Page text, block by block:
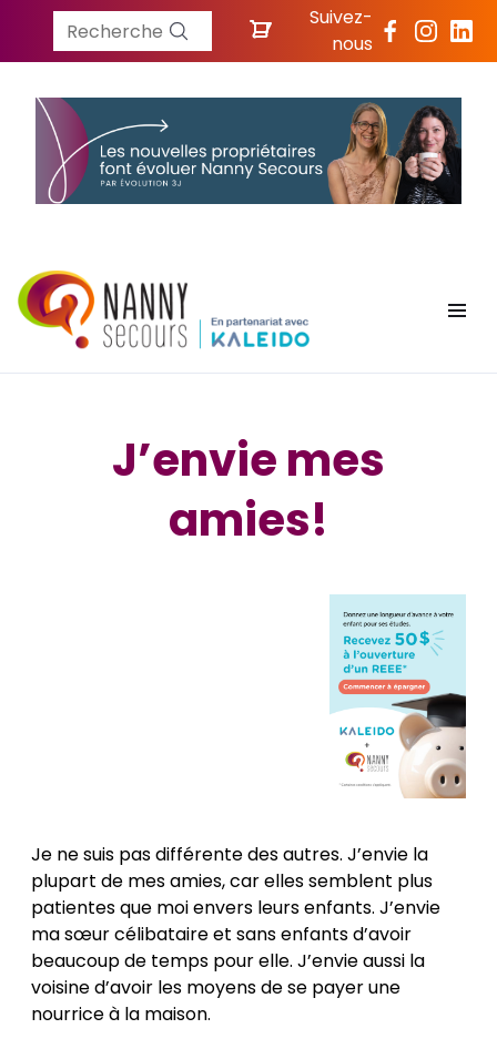
Recherche
Suivez-
nous
J’envie mes
amies!
Je ne suis pas différente des autres. J’envie la
plupart de mes amies, car elles semblent plus
patientes que moi envers leurs enfants. J’envie
ma sœur célibataire et sans enfants d’avoir
beaucoup de temps pour elle. J’envie aussi la
voisine d’avoir les moyens de se payer une
nourrice à la maison.